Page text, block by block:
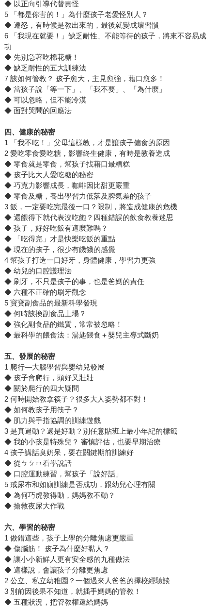
◆ 以正向引導代替責怪
5 「都是你害的！」為什麼孩子老愛怪別人？
◆ 遷怒，有時候是教出來的，最後就變成壞習慣
6 「我現在就要！」缺乏耐性、不能等待的孩子，將來不容易成
功
◆ 先別急著吃棉花糖！
◆ 缺乏耐性的五大訓練法
7 該如何管教？ 孩子愈大，主見愈強，藉口愈多！
◆ 當孩子說「等一下」、「我不要」、「為什麼」
◆ 可以忽略，但不能冷漠
◆ 面對哭鬧的回應法
四、健康的秘密
1 「我不吃！」父母這樣教，才是讓孩子偏食的原因
2 愛吃零食愛吃糖，影響終生健康，有時是教養造成
◆ 零食就是零食，幫孩子找藉口最糟糕
◆ 孩子比大人愛吃糖的秘密
◆ 巧克力影響成長，咖啡因比甜更嚴重
◆ 零食及糖，養出學習力低落及脾氣差的孩子
3 飯，一定要吃完最後一口？限制，將造成健康的危機
◆ 還餵得下就代表沒吃飽？四種錯誤的飲食教養迷思
◆ 孩子，好好吃飯有這麼難嗎？
◆ 「吃得完」才是快樂吃飯的重點
◆ 現在的孩子，很少有饑餓的感覺
4 幫孩子打造一口好牙，身體健康，學習力更強
◆ 幼兒的口腔護理法
◆ 刷牙，不只是孩子的事，也是爸媽的責任
◆ 六種不正確的刷牙觀念
5 寶寶副食品的最新科學發現
◆ 何時該換副食品上場？
◆ 強化副食品的鐵質，常常被忽略！
◆ 最科學的餵食法：湯匙餵食＋嬰兒主導式斷奶
五、發展的秘密
1 爬行—大腦學習與嬰幼兒發展
◆ 孩子會爬行，頭好又壯壯
◆ 關於爬行的四大疑問
2 何時開始教拿筷子？很多大人姿勢都不對！
◆ 如何教孩子用筷子？
◆ 肌力與手指協調的訓練遊戲
3 是真過動？還是好動？別任意貼班上最小年紀的標籤
◆ 我的小孩是特殊兒？ 審慎評估，也要早期治療
4 孩子講話臭奶呆，要在關鍵期前訓練好
◆ 從ㄅㄆㄇ看學說話
◆ 口腔運動練習，幫孩子「說好話」
5 戒尿布和如廁訓練是否成功，跟幼兒心理有關
◆ 為何巧虎教得動，媽媽教不動？
◆ 搶救夜尿大作戰
六、學習的秘密
1 做錯這些，孩子上學的分離焦慮更嚴重
◆ 傷腦筋！ 孩子為什麼好黏人？
◆ 讓小小新鮮人更有安全感的九種做法
◆ 這樣說，會讓孩子分離更焦慮
2 公立、私立幼稚園？一個過來人爸爸的擇校經驗談
3 別前因後果不知道，就插手媽媽的管教！
◆ 五種狀況，把管教權還給媽媽